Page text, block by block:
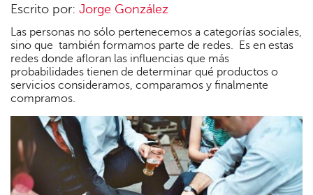
Escrito por: Jorge González
Las personas no sólo pertenecemos a categorías sociales,
sino que también formamos parte de redes. Es en estas
redes donde afloran las influencias que más
probabilidades tienen de determinar qué productos o
servicios consideramos, comparamos y finalmente
compramos.